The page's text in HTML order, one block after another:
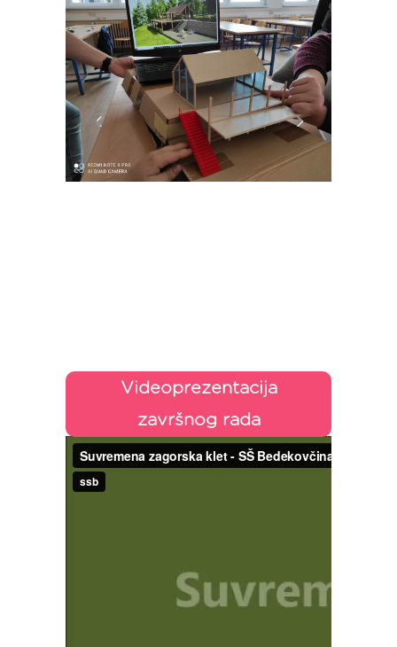
Videoprezentacija
završnog rada